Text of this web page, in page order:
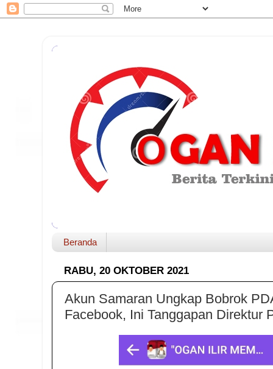
Beranda
RABU, 20 OKTOBER 2021
Akun Samaran Ungkap Bobrok
Facebook, Ini Tanggapan Direktur